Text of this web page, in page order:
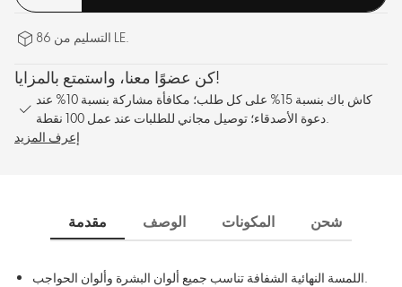
التسليم من 86 LE.
كن عضوًا معنا، واستمتع بالمزايا!
كاش باك بنسبة 15% على كل طلب؛ مكافأة مشاركة بنسبة 10% عند
دعوة الأصدقاء؛ توصيل مجاني للطلبات عند عمل 100 نقطة.
إعرف المزيد
مقدمة الوصف المكونات شحن
اللمسة النهائية الشفافة تناسب جميع ألوان البشرة وألوان الحواجب.